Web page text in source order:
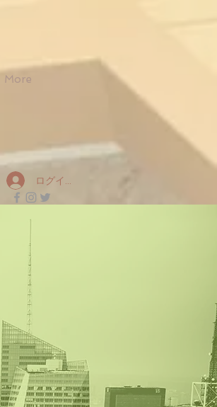
More
ログイン